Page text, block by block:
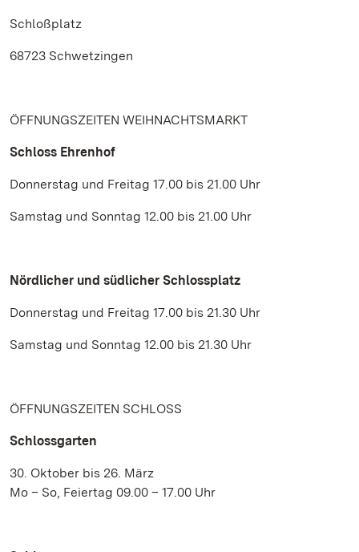
Schloßplatz
68723 Schwetzingen
ÖFFNUNGSZEITEN WEIHNACHTSMARKT
Schloss Ehrenhof
Donnerstag und Freitag 17.00 bis 21.00 Uhr
Samstag und Sonntag 12.00 bis 21.00 Uhr
Nördlicher und südlicher Schlossplatz
Donnerstag und Freitag 17.00 bis 21.30 Uhr
Samstag und Sonntag 12.00 bis 21.30 Uhr
ÖFFNUNGSZEITEN SCHLOSS
Schlossgarten
30. Oktober bis 26. März
Mo – So, Feiertag 09.00 – 17.00 Uhr